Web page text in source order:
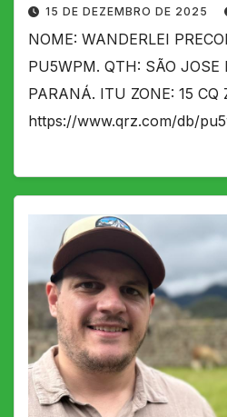
15 DE DEZEMBRO DE 2025
NOME: WANDERLEI
PU5WPM. QTH: SÃO JOSE
PARANÁ. ITU ZONE: 15 CQ
https://www.qrz.com/db/